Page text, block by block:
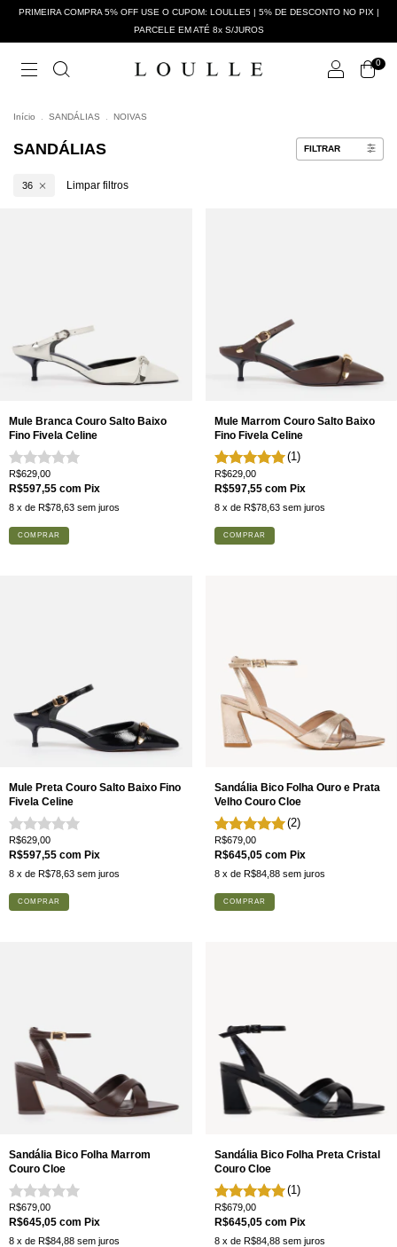
PRIMEIRA COMPRA 5% OFF USE O CUPOM: LOULLE5 | 5% DE DESCONTO NO PIX |
PARCELE EM ATÉ 8x S/JUROS
0
Início SANDÁLIAS NOIVAS
SANDÁLIAS FILTRAR
36 Limpar filtros
Mule Branca Couro Salto Baixo
Fino Fivela Celine
R$629,00
R$597,55 com Pix
8 x de R$78,63 sem juros
COMPRAR
Mule Marrom Couro Salto Baixo
Fino Fivela Celine
(1)
R$629,00
R$597,55 com Pix
8 x de R$78,63 sem juros
COMPRAR
Mule Preta Couro Salto Baixo Fino
Fivela Celine
R$629,00
R$597,55 com Pix
8 x de R$78,63 sem juros
COMPRAR
Sandália Bico Folha Ouro e Prata
Velho Couro Cloe
(2)
R$679,00
R$645,05 com Pix
8 x de R$84,88 sem juros
COMPRAR
Sandália Bico Folha Marrom
Couro Cloe
R$679,00
R$645,05 com Pix
8 x de R$84,88 sem juros
Sandália Bico Folha Preta Cristal
Couro Cloe
(1)
R$679,00
R$645,05 com Pix
8 x de R$84,88 sem juros